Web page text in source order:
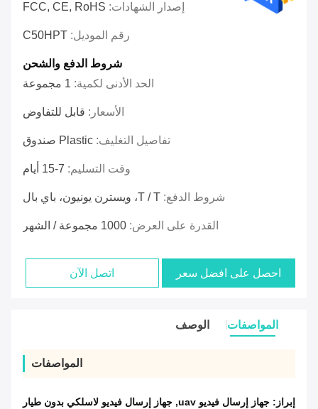
إصدار الشهادات: FCC, CE, RoHS
رقم الموديل: C50HPT
شروط الدفع والشحن
الحد الأدنى لكمية: 1 مجموعة
الأسعار: قابل للتفاوض
تفاصيل التغليف: Plastic صندوق
وقت التسليم: 7-15 أيام
شروط الدفع: T / T، ويسترن يونيون، باي بال
القدرة على العرض: 1000 مجموعة / الشهر
احصل على افضل سعر اتصل الآن
المواصفات الوصف
المواصفات
إبراز: جهاز إرسال فيديو uav , جهاز إرسال فيديو لاسلكي بدون طيار